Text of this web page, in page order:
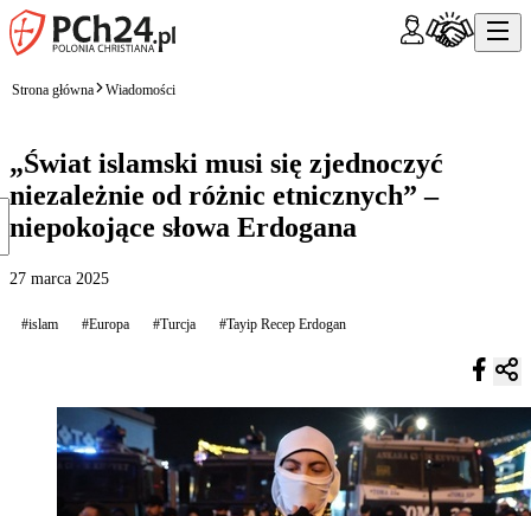
Strona główna Wiadomości
„Świat islamski musi się zjednoczyć
niezależnie od różnic etnicznych” –
niepokojące słowa Erdogana
27 marca 2025
#islam #Europa #Turcja #Tayip Recep Erdogan